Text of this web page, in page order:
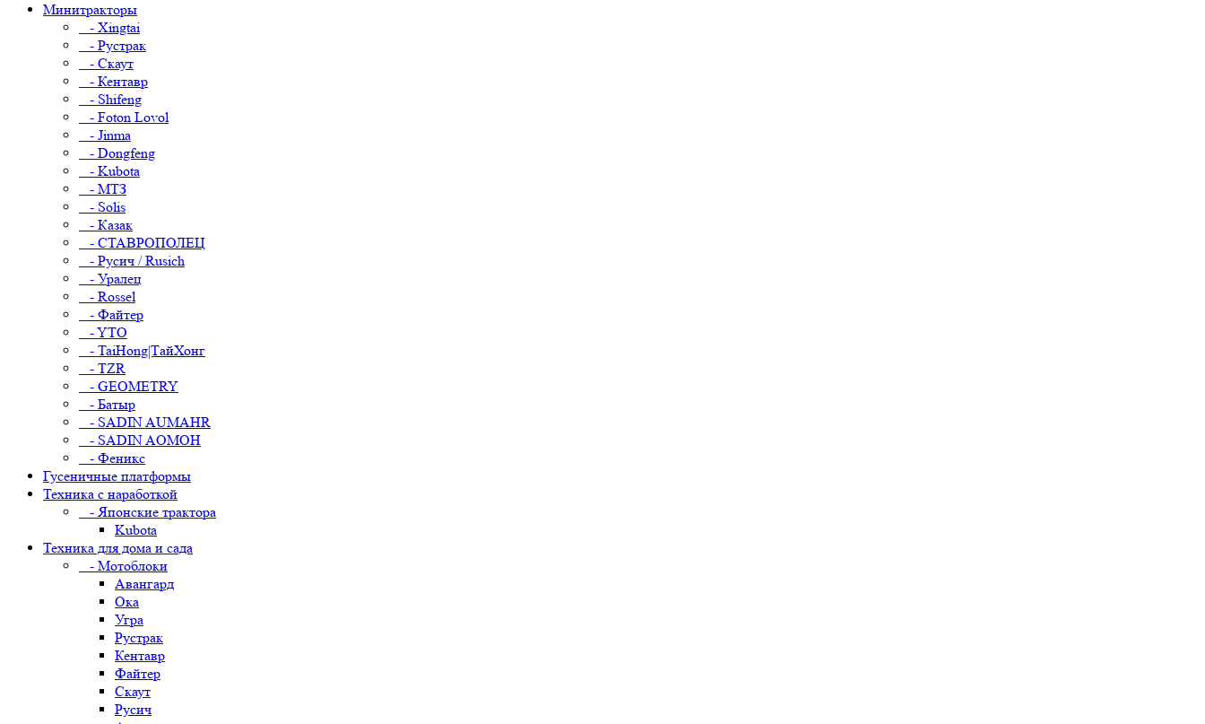
Минитракторы
- Xingtai
- Рустрак
- Скаут
- Кентавр
- Shifeng
- Foton Lovol
- Jinma
- Dongfeng
- Kubota
- МТЗ
- Solis
- Казак
- СТАВРОПОЛЕЦ
- Русич / Rusich
- Уралец
- Rossel
- Файтер
- YTO
- TaiHong|ТайХонг
- TZR
- GEOMETRY
- Батыр
- SADIN AUMAHR
- SADIN AOMOH
- Феникс
Гусеничные платформы
Техника с наработкой
- Японские трактора
Kubota
Техника для дома и сада
- Мотоблоки
Авангард
Ока
Угра
Рустрак
Кентавр
Файтер
Скаут
Русич